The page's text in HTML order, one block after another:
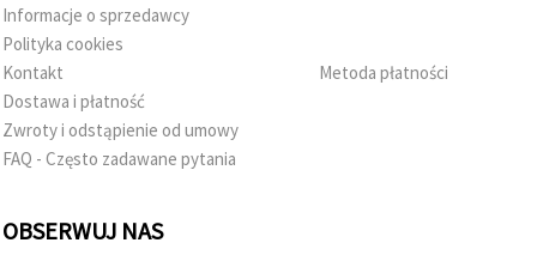
Informacje o sprzedawcy
Polityka cookies
Kontakt
Dostawa i płatność
Zwroty i odstąpienie od umowy
FAQ - Często zadawane pytania
Metoda płatności
OBSERWUJ NAS